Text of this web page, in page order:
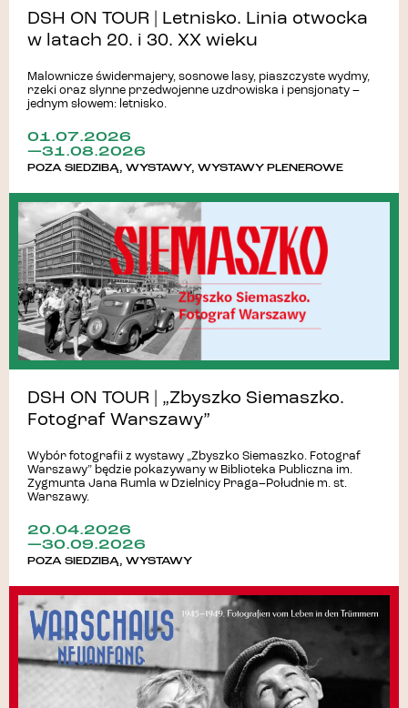
DSH ON TOUR | Letnisko. Linia otwocka
w latach 20. i 30. XX wieku
Malownicze świdermajery, sosnowe lasy, piaszczyste wydmy,
rzeki oraz słynne przedwojenne uzdrowiska i pensjonaty –
jednym słowem: letnisko.
01.07.2026
—31.08.2026
POZA SIEDZIBĄ, WYSTAWY, WYSTAWY PLENEROWE
DSH ON TOUR | „Zbyszko Siemaszko.
Fotograf Warszawy”
Wybór fotografii z wystawy „Zbyszko Siemaszko. Fotograf
Warszawy” będzie pokazywany w Biblioteka Publiczna im.
Zygmunta Jana Rumla w Dzielnicy Praga–Południe m. st.
Warszawy.
20.04.2026
—30.09.2026
POZA SIEDZIBĄ, WYSTAWY